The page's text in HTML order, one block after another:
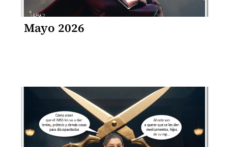
Mayo 2026